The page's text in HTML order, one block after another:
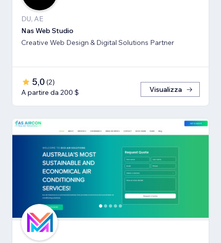
DU, AE
Nas Web Studio
Creative Web Design & Digital Solutions Partner
5,0 (2)
A partire da 200 $
Visualizza